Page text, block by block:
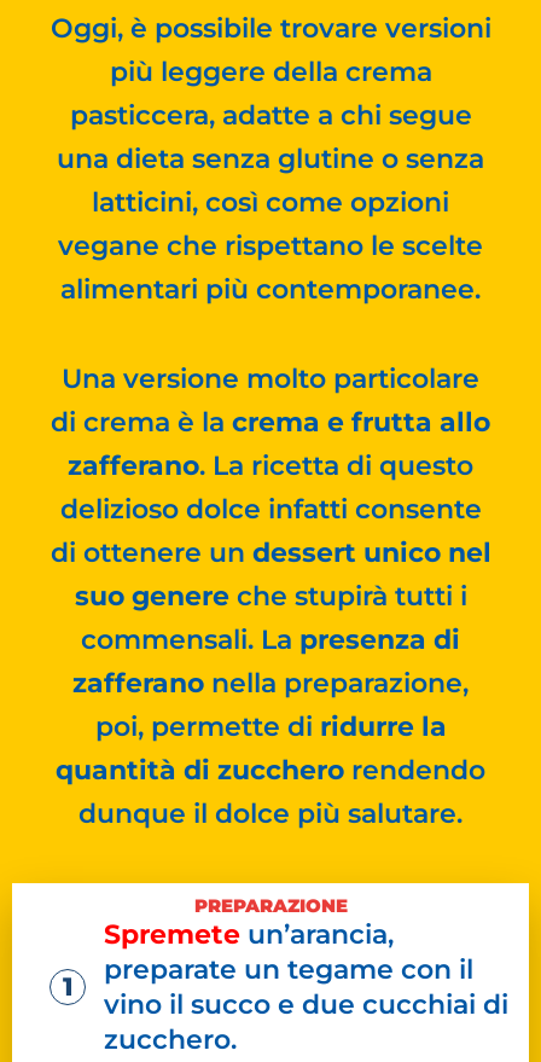
Oggi, è possibile trovare versioni
più leggere della crema
pasticcera, adatte a chi segue
una dieta senza glutine o senza
latticini, così come opzioni
vegane che rispettano le scelte
alimentari più contemporanee.
Una versione molto particolare
di crema è la crema e frutta allo
zafferano. La ricetta di questo
delizioso dolce infatti consente
di ottenere un dessert unico nel
suo genereche stupirà tutti i
commensali. La presenza di
zafferano nella preparazione,
poi, permette di ridurre la
quantità di zucchero rendendo
dunque il dolce più salutare.
PREPARAZIONE
Spremete un’arancia,
preparate un tegame con il
vino il succo e due cucchiai di
zucchero.